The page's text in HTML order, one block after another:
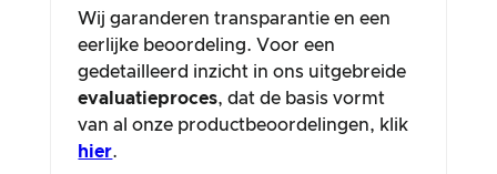
Wij garanderen transparantie en een
eerlijke beoordeling. Voor een
gedetailleerd inzicht in ons uitgebreide
evaluatieproces, dat de basis vormt
van al onze productbeoordelingen, klik
hier.